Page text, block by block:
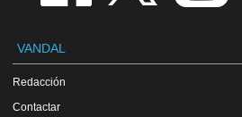
VANDAL
Redacción
Contactar